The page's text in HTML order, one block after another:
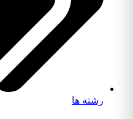
رشته ها